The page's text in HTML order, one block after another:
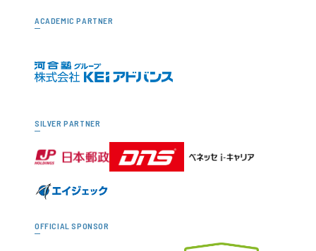
ACADEMIC PARTNER
SILVER PARTNER
OFFICIAL SPONSOR